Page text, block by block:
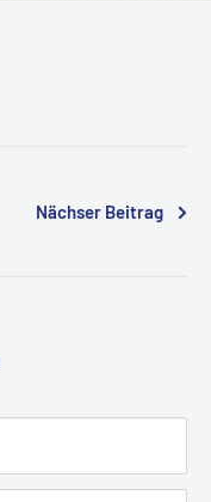
Nächser Beitrag